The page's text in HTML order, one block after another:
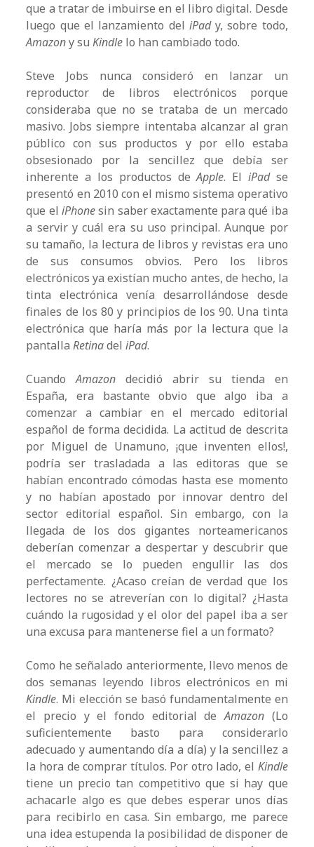
que a tratar de imbuirse en el libro digital. Desde
luego que el lanzamiento del iPady, sobre todo,
Amazony suKindle lo han cambiado todo.
Steve Jobs nunca consideró en lanzar un
reproductor de libros electrónicos porque
consideraba que no se trataba de un mercado
masivo. Jobs siempre intentaba alcanzar al gran
público con sus productos y por ello estaba
obsesionado por la sencillez que debía ser
inherente a los productos deApple. El iPadse
presentó en 2010 con el mismo sistema operativo
que el iPhonesin saber exactamente para qué iba
a servir y cuál era su uso principal. Aunque por
su tamaño, la lectura de libros y revistas era uno
de sus consumos obvios. Pero los libros
electrónicos ya existían mucho antes, de hecho, la
tinta electrónica venía desarrollándose desde
finales de los 80 y principios de los 90. Una tinta
electrónica que haría más por la lectura que la
pantallaRetinadeliPad.
CuandoAmazon decidió abrir su tienda en
España, era bastante obvio que algo iba a
comenzar a cambiar en el mercado editorial
español de forma decidida. La actitud de descrita
por Miguel de Unamuno, ¡que inventen ellos!,
podría ser trasladada a las editoras que se
habían encontrado cómodas hasta ese momento
y no habían apostado por innovar dentro del
sector editorial español. Sin embargo, con la
llegada de los dos gigantes norteamericanos
deberían comenzar a despertar y descubrir que
el mercado se lo pueden engullir las dos
perfectamente. ¿Acaso creían de verdad que los
lectores no se atreverían con lo digital? ¿Hasta
cuándo la rugosidad y el olor del papel iba a ser
una excusa para mantenerse fiel a un formato?
Como he señalado anteriormente, llevo menos de
dos semanas leyendo libros electrónicos en mi
Kindle. Mi elección se basó fundamentalmente en
el precio y el fondo editorial deAmazon (Lo
suficientemente basto para considerarlo
adecuado y aumentando día a día) y la sencillez a
la hora de comprar títulos. Por otro lado, el Kindle
tiene un precio tan competitivo que si hay que
achacarle algo es que debes esperar unos días
para recibirlo en casa. Sin embargo, me parece
una idea estupenda la posibilidad de disponer de